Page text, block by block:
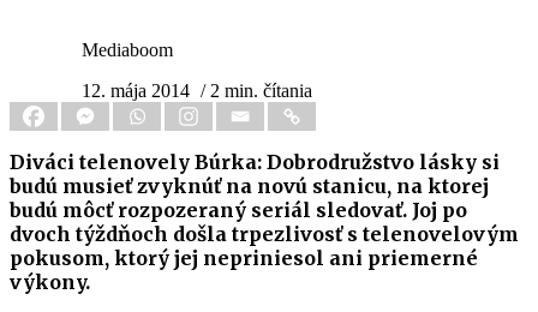
Mediaboom
12. mája 2014 / 2 min. čítania
Diváci telenovely Búrka: Dobrodružstvo lásky si
budú musieť zvyknúť na novú stanicu, na ktorej
budú môcť rozpozeraný seriál sledovať. Joj po
dvoch týždňoch došla trpezlivosť s telenovelovým
pokusom, ktorý jej nepriniesol ani priemerné
výkony.